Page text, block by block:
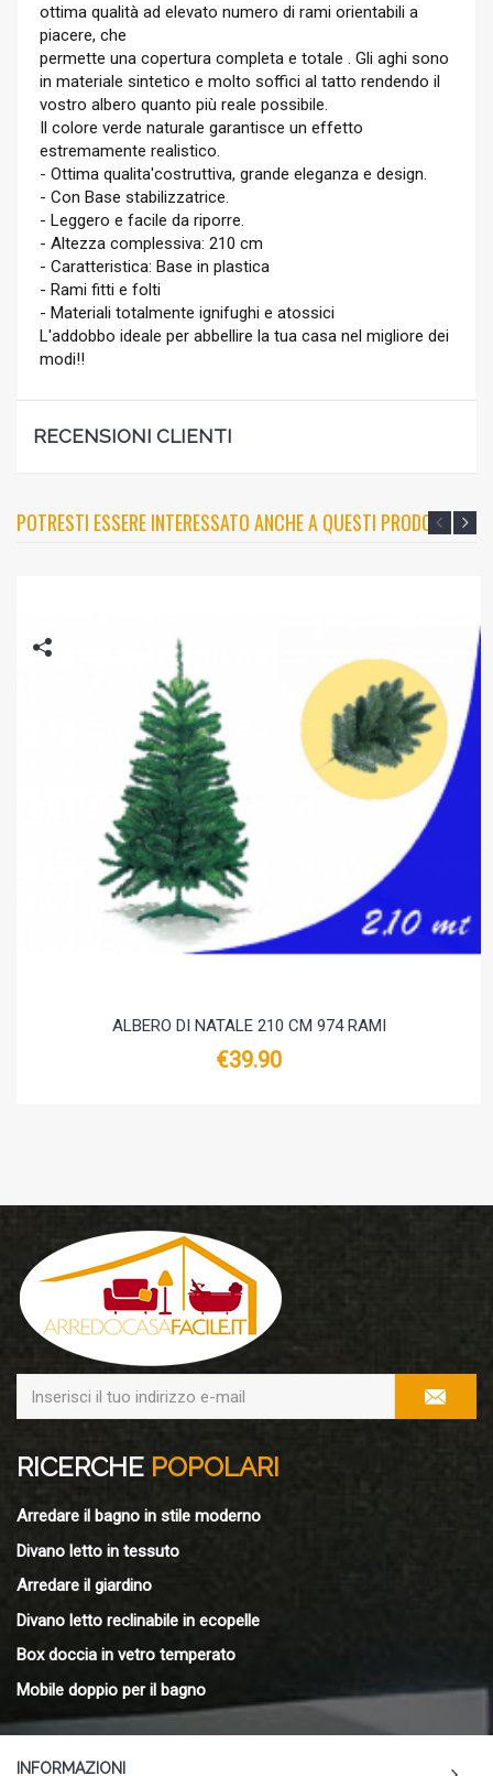
ottima qualità ad elevato numero di rami orientabili a
piacere, che
permette una copertura completa e totale . Gli aghi sono
in materiale sintetico e molto soffici al tatto rendendo il
vostro albero quanto più reale possibile.
Il colore verde naturale garantisce un effetto
estremamente realistico.
- Ottima qualita'costruttiva, grande eleganza e design.
- Con Base stabilizzatrice.
- Leggero e facile da riporre.
- Altezza complessiva: 210 cm
- Caratteristica: Base in plastica
- Rami fitti e folti
- Materiali totalmente ignifughi e atossici
L'addobbo ideale per abbellire la tua casa nel migliore dei
modi!!
RECENSIONI CLIENTI
POTRESTI ESSERE INTERESSATO ANCHE A QUESTI PRODOTTI?
ALBERO DI NATALE 210 CM 974 RAMI
€39.90
RICERCHE POPOLARI
Arredare il bagno in stile moderno
Divano letto in tessuto
Arredare il giardino
Divano letto reclinabile in ecopelle
Box doccia in vetro temperato
Mobile doppio per il bagno
INFORMAZIONI